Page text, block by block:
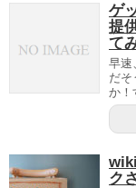
ゲ
提
て
早速
だそ
か！
ク